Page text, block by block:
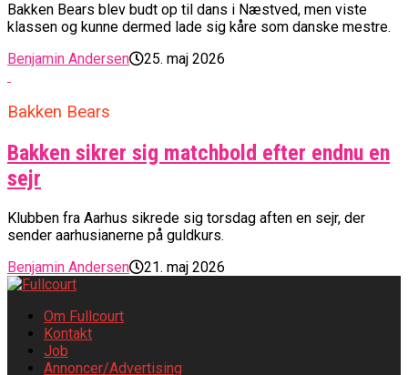
Bakken Bears blev budt op til dans i Næstved, men viste
klassen og kunne dermed lade sig kåre som danske mestre.
Benjamin Andersen
25. maj 2026
Bakken Bears
Bakken sikrer sig matchbold efter endnu en
sejr
Klubben fra Aarhus sikrede sig torsdag aften en sejr, der
sender aarhusianerne på guldkurs.
Benjamin Andersen
21. maj 2026
Om Fullcourt
Kontakt
Job
Annoncer/Advertising